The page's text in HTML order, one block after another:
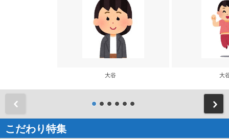
大谷 大
こだわり特集